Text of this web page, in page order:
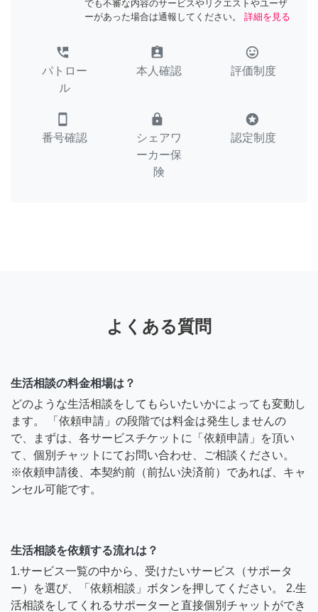
でも不審な内容のサービスやリクエストやユーザ
ーがあった場合は通報してください。
詳細を見る
perm_phone_msg
パトロー
ル
assignment_ind
本人確認
tag_faces
評価制度
smartphone
番号確認
lock
シェアワ
ーカー保
険
stars
認定制度
よくある質問
生活相談の料金相場は？
どのような生活相談をしてもらいたいかによっても変動し
ます。 「依頼申請」の段階では料金は発生しませんの
で、まずは、各サービスチケットに「依頼申請」を頂い
て、個別チャットにてお問い合わせ、ご相談ください。
※依頼申請後、本契約前（前払い決済前）であれば、キャ
ンセル可能です。
生活相談を依頼する流れは？
1.サービス一覧の中から、受けたいサービス（サポータ
ー）を選び、「依頼相談」ボタンを押してください。 2.生
活相談をしてくれるサポーターと直接個別チャットができ